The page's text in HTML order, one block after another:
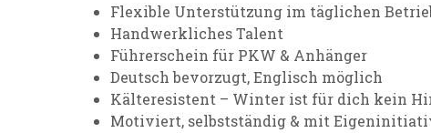
Flexible Unterstützung im täglichen
Handwerkliches Talent
Führerschein für PKW & Anhänger
Deutsch bevorzugt, Englisch möglich
Kälteresistent – Winter ist für dich kein
Motiviert, selbstständig & mit